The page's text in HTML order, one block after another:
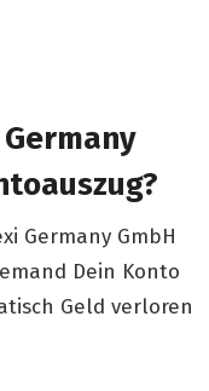
Germany GmbH
Dein Konto
Geld verloren